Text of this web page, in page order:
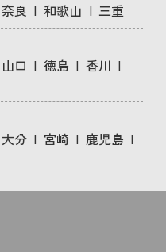
奈良 和歌山
三重
山口 徳島
香川
大分 宮崎
鹿児島